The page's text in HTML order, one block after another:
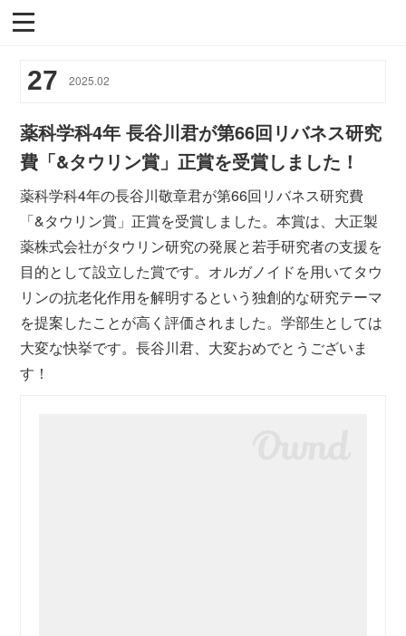
27 2025.02
薬科学科4年 長谷川君が第66回リバネス研究
費「&タウリン賞」正賞を受賞しました！
薬科学科4年の長谷川敬章君が第66回リバネス研究費
「&タウリン賞」正賞を受賞しました。本賞は、大正製
薬株式会社がタウリン研究の発展と若手研究者の支援を
目的として設立した賞です。オルガノイドを用いてタウ
リンの抗老化作用を解明するという独創的な研究テーマ
を提案したことが高く評価されました。学部生としては
大変な快挙です。長谷川君、大変おめでとうございま
す！